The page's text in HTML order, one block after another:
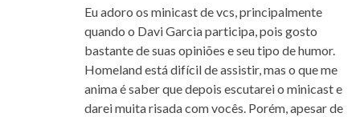
Eu adoro os minicast de vcs, principalmente
quando o Davi Garcia participa, pois gosto
bastante de suas opiniões e seu tipo de humor.
Homeland está difícil de assistir, mas o que me
anima é saber que depois escutarei o minicast e
darei muita risada com vocês. Porém, apesar de